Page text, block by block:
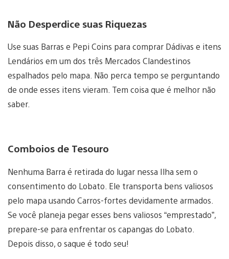
Não Desperdice suas Riquezas
Use suas Barras e Pepi Coins para comprar Dádivas e itens
Lendários em um dos três Mercados Clandestinos
espalhados pelo mapa. Não perca tempo se perguntando
de onde esses itens vieram. Tem coisa que é melhor não
saber.
Comboios de Tesouro
Nenhuma Barra é retirada do lugar nessa Ilha sem o
consentimento do Lobato. Ele transporta bens valiosos
pelo mapa usando Carros-fortes devidamente armados.
Se você planeja pegar esses bens valiosos “emprestado”,
prepare-se para enfrentar os capangas do Lobato.
Depois disso, o saque é todo seu!